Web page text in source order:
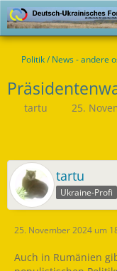
Politik / News - andere
tartu 25.
tartu
Ukraine-Profi
25. November 2024 um
Auch in Rumänien